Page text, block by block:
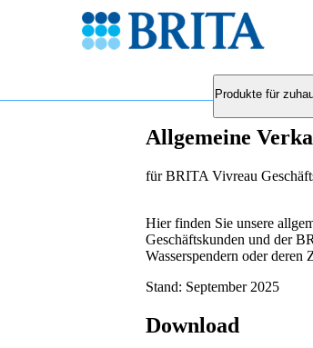
Produkte für
Allgemeine
für BRITA Vivreau
Hier finden Sie unsere
Geschäftskunden und der
Wasserspendern oder deren
Stand: September 2025
Download